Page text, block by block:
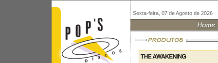
Sexta-feira, 07 de Agosto de 2026